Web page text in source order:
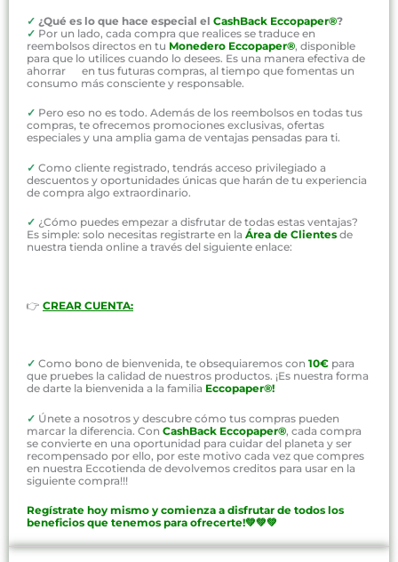
✓ ¿Qué es lo que hace especial el CashBack Eccopaper®?
✓ Por un lado, cada compra que realices se traduce en
reembolsos directos en tu Monedero Eccopaper®, disponible
para que lo utilices cuando lo desees. Es una manera efectiva de
ahorrar en tus futuras compras, al tiempo que fomentas un
consumo más consciente y responsable.
✓ Pero eso no es todo. Además de los reembolsos en todas tus
compras, te ofrecemos promociones exclusivas, ofertas
especiales y una amplia gama de ventajas pensadas para ti.
✓ Como cliente registrado, tendrás acceso privilegiado a
descuentos y oportunidades únicas que harán de tu experiencia
de compra algo extraordinario.
✓ ¿Cómo puedes empezar a disfrutar de todas estas ventajas?
Es simple: solo necesitas registrarte en la Área de Clientes de
nuestra tienda online a través del siguiente enlace:
👉 CREAR CUENTA:
✓ Como bono de bienvenida, te obsequiaremos con 10€ para
que pruebes la calidad de nuestros productos. ¡Es nuestra forma
de darte la bienvenida a la familia Eccopaper®!
✓ Únete a nosotros y descubre cómo tus compras pueden
marcar la diferencia. Con CashBack Eccopaper®, cada compra
se convierte en una oportunidad para cuidar del planeta y ser
recompensado por ello, por este motivo cada vez que compres
en nuestra Eccotienda de devolvemos creditos para usar en la
siguiente compra!!!
Regístrate hoy mismo y comienza a disfrutar de todos los
beneficios que tenemos para ofrecerte!💚💚💚